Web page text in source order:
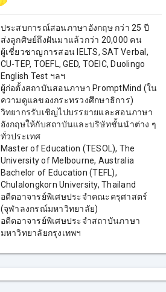
ประสบการณ์สอนภาษาอังกฤษ กว่า 25 ปี
ส่งลูกศิษย์ถึงฝันมาแล้วกว่า 20,000 คน
ผู้เชี่ยวชาญการสอน IELTS, SAT Verbal,
CU-TEP, TOEFL, GED, TOEIC, Duolingo
English Test ฯลฯ
ผู้ก่อตั้งสถาบันสอนภาษา PromptMind (ใน
ความดูแลของกระทรวงศึกษาธิการ)
วิทยากรรับเชิญไปบรรยายและสอนภาษา
อังกฤษให้กับสถาบันและบริษัทชั้นนําต่าง ๆ
ทั่วประเทศ
Master of Education (TESOL), The
University of Melbourne, Australia
Bachelor of Education (TEFL),
Chulalongkorn University, Thailand
อดีตอาจารย์พิเศษประจำคณะครุศาสตร์
(จุฬาลงกรณ์มหาวิทยาลัย)
อดีตอาจารย์พิเศษประจำสถาบันภาษา
มหาวิทยาลัยกรุงเทพฯ